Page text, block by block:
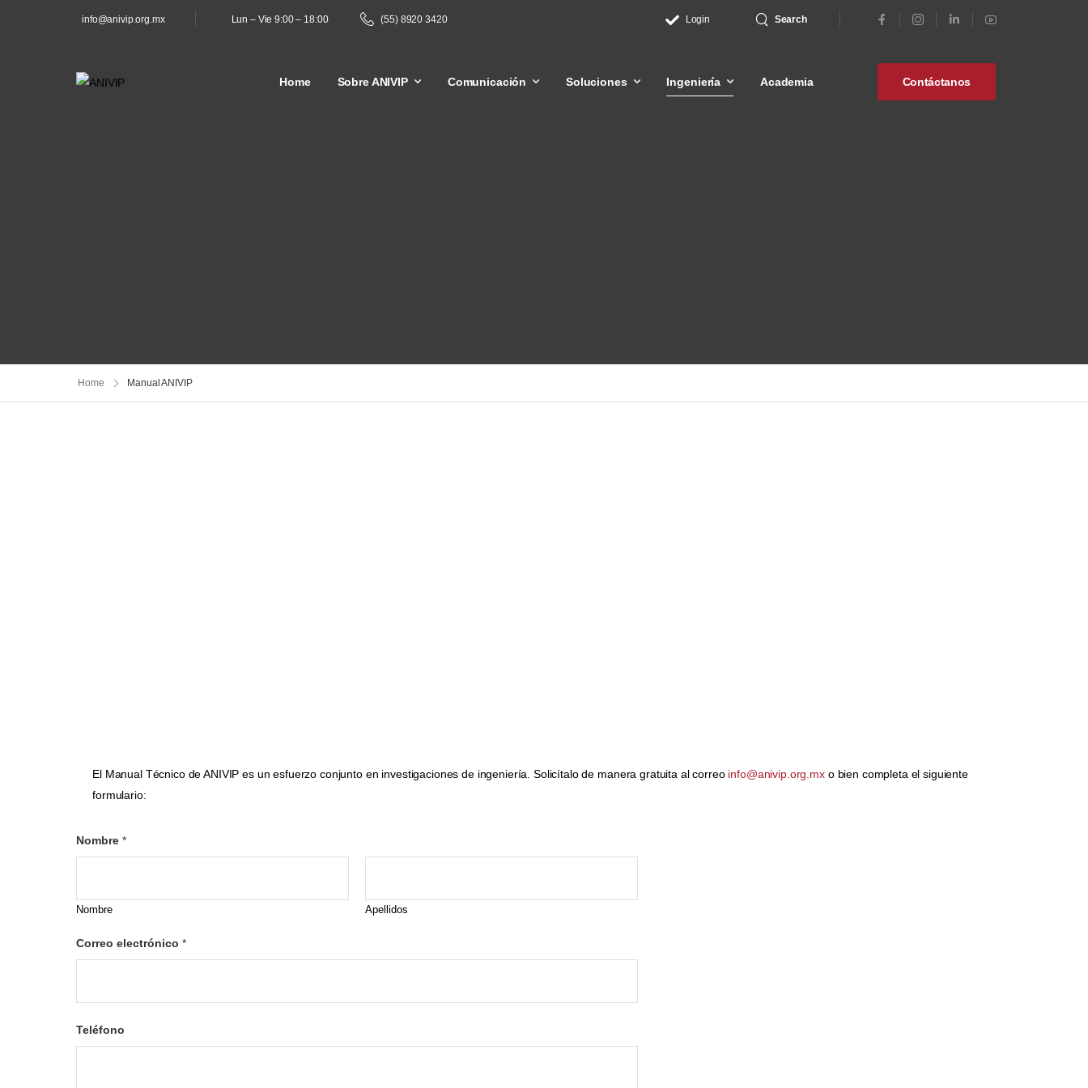
info@anivip.org.mx Lun – Vie 9:00 – 18:00 (55) 8920 3420 Login Search
Home Sobre ANIVIP Comunicación Soluciones Ingeniería Academia Contáctanos
Home Manual ANIVIP
El Manual Técnico de ANIVIP es un esfuerzo conjunto en investigaciones de ingeniería. Solicítalo de manera gratuita al correo info@anivip.org.mxo bien completa el siguiente
formulario:
Nombre*
Nombre Apellidos
Correo electrónico*
Teléfono